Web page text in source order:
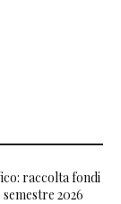
raccolta fondi
2026